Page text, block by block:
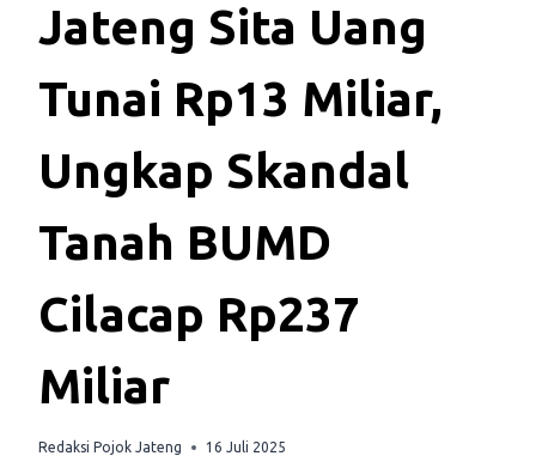
Jateng Sita Uang
Tunai Rp13 Miliar,
Ungkap Skandal
Tanah BUMD
Cilacap Rp237
Miliar
Redaksi Pojok Jateng 16 Juli 2025